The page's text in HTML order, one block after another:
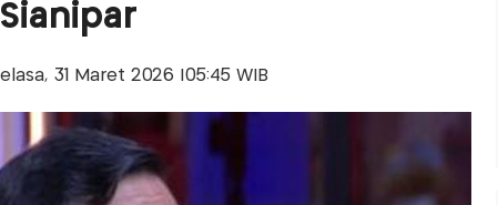
31 Maret 2026 |05:45 WIB